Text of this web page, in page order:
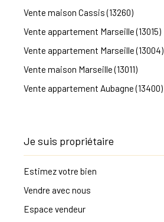
Vente maison Cassis (13260)
Vente appartement Marseille (13015)
Vente appartement Marseille (13004)
Vente maison Marseille (13011)
Vente appartement Aubagne (13400)
Je suis propriétaire
Estimez votre bien
Vendre avec nous
Espace vendeur